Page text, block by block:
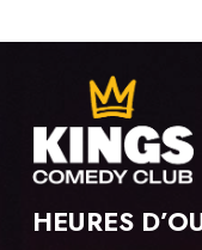
HEURES